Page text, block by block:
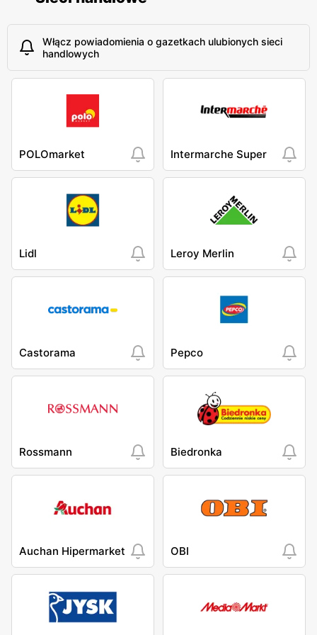
Włącz powiadomienia o gazetkach ulubionych sieci
handlowych
POLOmarket Intermarche Super
Lidl Leroy Merlin
Castorama Pepco
Rossmann Biedronka
Auchan Hipermarket OBI